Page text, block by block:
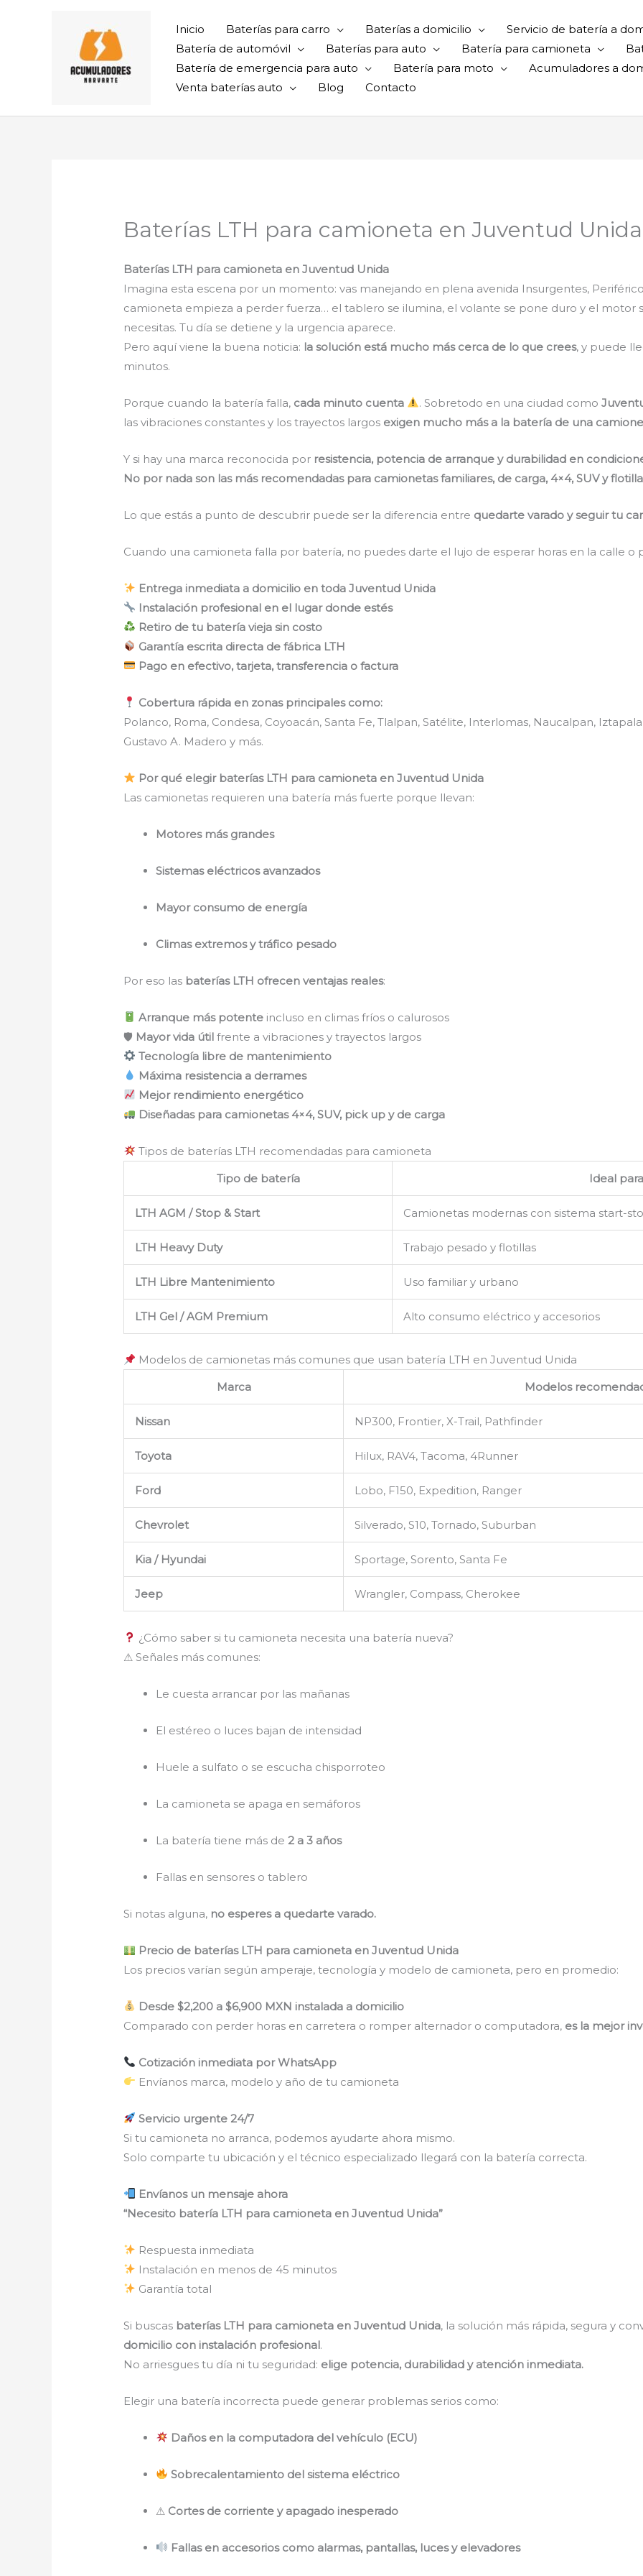
Inicio Baterías para carro Baterías a domicilio
Servicio de batería a
Batería de automóvil
Baterías para auto Batería para camioneta
Batería de emergencia para auto
Batería para moto
Acumuladores a
Venta baterías auto
Blog Contacto
Baterías LTH para camioneta en Juventud Unida
Baterías LTH para camioneta en Juventud Unida
Imagina esta escena por un momento: vas manejando en plena avenida Insurgentes,
camioneta empieza a perder fuerza… el tablero se ilumina, el volante se pone duro y el motor
necesitas. Tu día se detiene y la urgencia aparece.
Pero aquí viene la buena noticia: la solución está mucho más cerca de lo que crees, y puede
minutos.
Porque cuando la batería falla, cada minuto cuenta . Sobretodo en una ciudad como
las vibraciones constantes y los trayectos largos exigen mucho más a la batería de una
Y si hay una marca reconocida por resistencia, potencia de arranque y durabilidad en
No por nada son las más recomendadas para camionetas familiares, de carga, 4×4, SUV y
Lo que estás a punto de descubrir puede ser la diferencia entre quedarte varado y seguir tu
Cuando una camioneta falla por batería, no puedes darte el lujo de esperar horas en la calle o
Entrega inmediata a domicilio en toda Juventud Unida
Instalación profesional en el lugar donde estés
Retiro de tu batería vieja sin costo
Garantía escrita directa de fábrica LTH
Pago en efectivo, tarjeta, transferencia o factura
Cobertura rápida en zonas principales como:
Polanco, Roma, Condesa, Coyoacán, Santa Fe, Tlalpan, Satélite, Interlomas, Naucalpan,
Gustavo A. Madero y más.
Por qué elegir baterías LTH para camioneta en Juventud Unida
Las camionetas requieren una batería más fuerte porque llevan:
Motores más grandes
Sistemas eléctricos avanzados
Mayor consumo de energía
Climas extremos y tráfico pesado
Por eso las baterías LTH ofrecen ventajas reales:
Arranque más potente incluso en climas fríos o calurosos
🛡 Mayor vida útil frente a vibraciones y trayectos largos
Tecnología libre de mantenimiento
Máxima resistencia a derrames
Mejor rendimiento energético
Diseñadas para camionetas 4×4, SUV, pick up y de carga
Tipos de baterías LTH recomendadas para camioneta
Tipo de batería
Ideal para
LTH AGM / Stop & Start Camionetas modernas con sistema start-
LTH Heavy Duty Trabajo pesado y flotillas
LTH Libre Mantenimiento Uso familiar y urbano
LTH Gel / AGM Premium Alto consumo eléctrico y accesorios
Modelos de camionetas más comunes que usan batería LTH en Juventud Unida
Marca
Modelos
Nissan NP300, Frontier, X-Trail, Pathfinder
Toyota Hilux, RAV4, Tacoma, 4Runner
Ford Lobo, F150, Expedition, Ranger
Chevrolet Silverado, S10, Tornado, Suburban
Kia / Hyundai Sportage, Sorento, Santa Fe
Jeep Wrangler, Compass, Cherokee
¿Cómo saber si tu camioneta necesita una batería nueva?
⚠ Señales más comunes:
Le cuesta arrancar por las mañanas
El estéreo o luces bajan de intensidad
Huele a sulfato o se escucha chisporroteo
La camioneta se apaga en semáforos
La batería tiene más de2 a 3 años
Fallas en sensores o tablero
Si notas alguna, no esperes a quedarte varado.
Precio de baterías LTH para camioneta en Juventud Unida
Los precios varían según amperaje, tecnología y modelo de camioneta, pero en promedio:
Desde $2,200 a $6,900 MXN instalada a domicilio
Comparado con perder horas en carretera o romper alternador o computadora, es la mejor
Cotización inmediata por WhatsApp
Envíanos marca, modelo y año de tu camioneta
Servicio urgente 24/7
Si tu camioneta no arranca, podemos ayudarte ahora mismo.
Solo comparte tu ubicación y el técnico especializado llegará con la batería correcta.
Envíanos un mensaje ahora
“Necesito batería LTH para camioneta en Juventud Unida”
Respuesta inmediata
Instalación en menos de 45 minutos
Garantía total
Si buscas baterías LTH para camioneta en Juventud Unida, la solución más rápida, segura y
domicilio con instalación profesional.
No arriesgues tu día ni tu seguridad: elige potencia, durabilidad y atención inmediata.
Elegir una batería incorrecta puede generar problemas serios como:
Daños en la computadora del vehículo (ECU)
Sobrecalentamiento del sistema eléctrico
⚠ Cortes de corriente y apagado inesperado
Fallas en accesorios como alarmas, pantallas, luces y elevadores